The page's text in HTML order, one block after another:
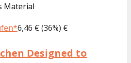
Material
6,46 € (36%) €
Designed to